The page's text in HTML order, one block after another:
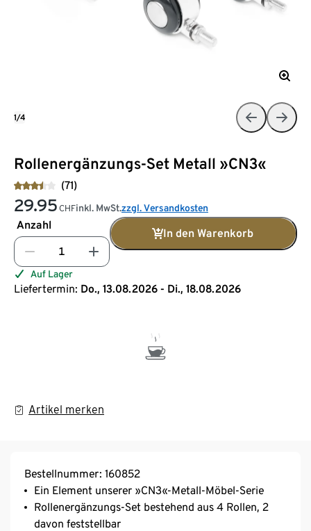
Rollenergänzungs-Set Metall »CN3«
(71)
29.95 CHFinkl. MwSt.zzgl. Versandkosten
Anzahl
In den Warenkorb
Auf Lager
Liefertermin: Do., 13.08.2026 - Di., 18.08.2026
Artikel merken
1/4
Bestellnummer: 160852
Ein Element unserer »CN3«-Metall-Möbel-Serie
Rollenergänzungs-Set bestehend aus 4 Rollen, 2
davon feststellbar